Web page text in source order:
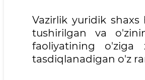
Vazirlik yuridik
tushirilgan va
faoliyatining o'ziga
tasdiqlanadigan o'z